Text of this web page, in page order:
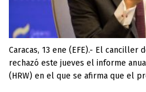
Caracas, 13 ene (EFE).- El canciller
rechazó este jueves el informe
(HRW) en el que se afirma que el